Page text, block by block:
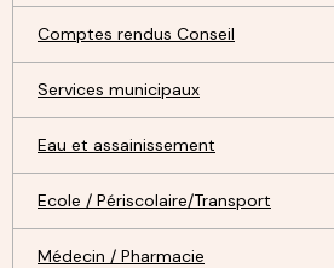
Comptes rendus Conseil
Services municipaux
Eau et assainissement
Ecole / Périscolaire/Transport
Médecin / Pharmacie